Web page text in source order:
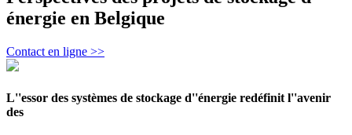
énergie en Belgique
Contact en ligne >>
L''essor des systèmes de stockage d''énergie redéfinit l''avenir
des